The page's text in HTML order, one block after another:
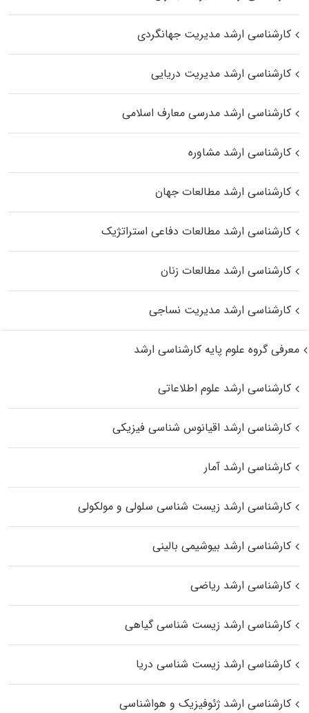
کارشناسی ارشد مدیریت جهانگردی
کارشناسی ارشد مدیریت دریایی
کارشناسی ارشد مدرسی معارف اسلامی
کارشناسی ارشد مشاوره
کارشناسی ارشد مطالعات جهان
کارشناسی ارشد مطالعات دفاعی استراتژیک
کارشناسی ارشد مطالعات زنان
کارشناسی ارشد مدیریت نساجی
معرفی گروه علوم پایه کارشناسی ارشد
کارشناسی ارشد علوم اطلاعاتی
کارشناسی ارشد اقیانوس‌ شناسی فیزیکی
کارشناسی ارشد آمار
کارشناسی ارشد زیست شناسی سلولی و مولکولی
کارشناسی ارشد بیوشیمی بالینی
کارشناسی ارشد ریاضی
کارشناسی ارشد زیست‌ شناسی گیاهی
کارشناسی ارشد زیست‌ شناسی دریا
کارشناسی ارشد ژئوفیزیک و هواشناسی